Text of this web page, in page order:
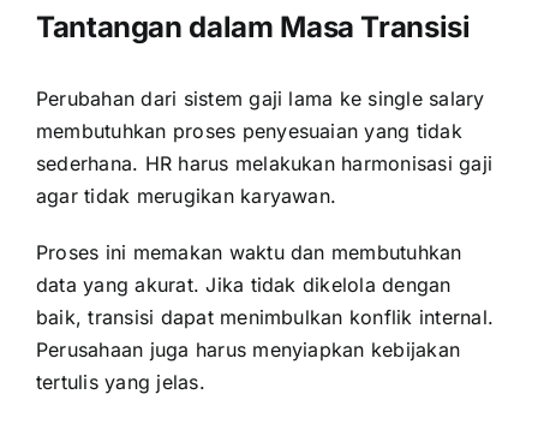
Tantangan dalam Masa Transisi
Perubahan dari sistem gaji lama ke single salary
membutuhkan proses penyesuaian yang tidak
sederhana. HR harus melakukan harmonisasi gaji
agar tidak merugikan karyawan.
Proses ini memakan waktu dan membutuhkan
data yang akurat. Jika tidak dikelola dengan
baik, transisi dapat menimbulkan konflik internal.
Perusahaan juga harus menyiapkan kebijakan
tertulis yang jelas.